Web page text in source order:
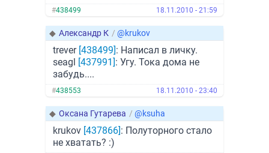
#438499 18.11.2010 - 21:59
◆ Александр К / @krukov
trever [438499]: Написал в личку.
seagl [437991]: Угу. Тока дома не
забудь....
#438553 18.11.2010 - 23:40
◆ Оксана Гутарева / @ksuha
krukov [437866]: Полуторного стало
не хватать? :)